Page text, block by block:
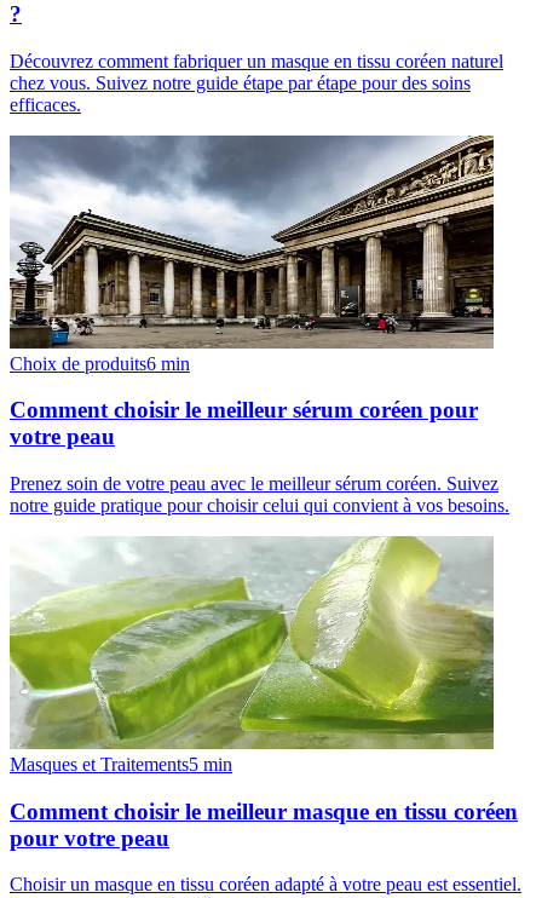
?
Découvrez comment fabriquer un masque en tissu coréen naturel
chez vous. Suivez notre guide étape par étape pour des soins
efficaces.
Choix de produits6 min
Comment choisir le meilleur sérum coréen pour
votre peau
Prenez soin de votre peau avec le meilleur sérum coréen. Suivez
notre guide pratique pour choisir celui qui convient à vos besoins.
Masques et Traitements5 min
Comment choisir le meilleur masque en tissu coréen
pour votre peau
Choisir un masque en tissu coréen adapté à votre peau est essentiel.